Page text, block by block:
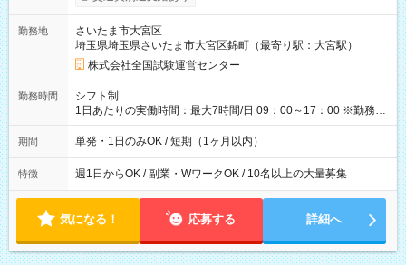
り！】 希望される場合、勤務から1週間ほどで給与の一部を受け
例】 ・河合塾模擬試験 8:30～17:30（休憩1時間） 時給1,300円
×8時間＝日収10,400円＋交通費 ※当日の役割により時給＋100
円の場合あり ・国家試験 7:00～13:30（休憩なし） 時給1,300
円（役割手当＋100円）×6時間＝日収8,400円＋交通費 【試用期
間】試用期間なし
勤務地
さいたま市大宮区
埼玉県埼玉県さいたま市大宮区錦町（最寄り駅：大宮駅）
株式会社全国試験運営センター
勤務時間
シフト制
1日あたりの実働時間：最大7時間/日 09：00～17：00 ※勤務時
間は 試験により異なります。
期間 単発・1日のみOK / 短期（1ヶ月以内）
特徴 週1日からOK / 副業・WワークOK / 10名以上の大量募集
気になる！ 応募する 詳細へ